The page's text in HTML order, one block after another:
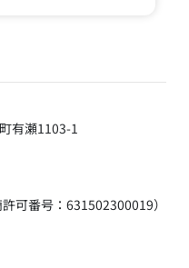
有瀬1103-1
可番号：631502300019）